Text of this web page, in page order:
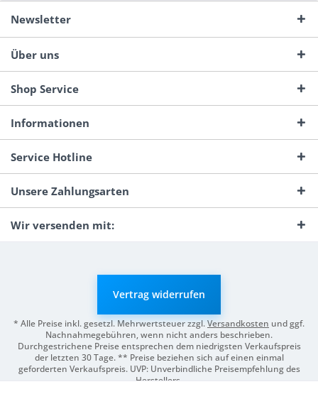
Newsletter
Über uns
Shop Service
Informationen
Service Hotline
Unsere Zahlungsarten
Wir versenden mit:
Vertrag widerrufen
* Alle Preise inkl. gesetzl. Mehrwertsteuer zzgl.Versandkosten und ggf.
Nachnahmegebühren, wenn nicht anders beschrieben.
Durchgestrichene Preise entsprechen dem niedrigsten Verkaufspreis
der letzten 30 Tage. ** Preise beziehen sich auf einen einmal
geforderten Verkaufspreis. UVP: Unverbindliche Preisempfehlung des
Herstellers.